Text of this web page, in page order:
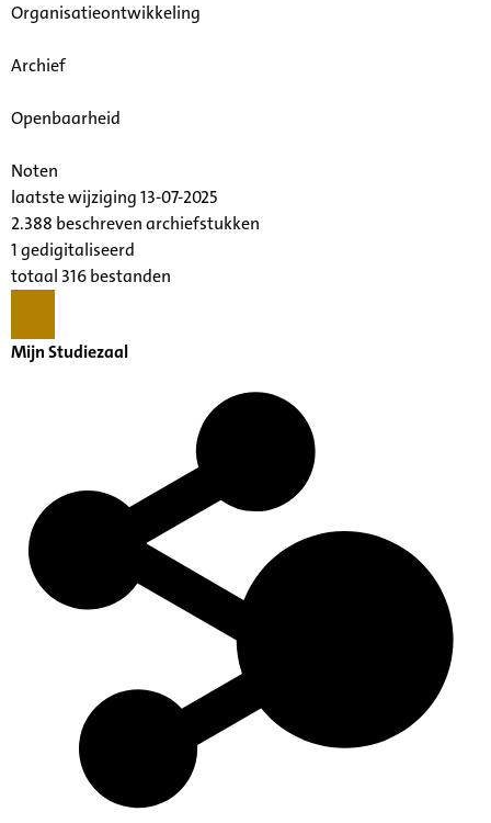
Organisatieontwikkeling
Archief
Openbaarheid
Noten
laatste wijziging 13-07-2025
2.388 beschreven archiefstukken
1 gedigitaliseerd
totaal 316 bestanden
Mijn Studiezaal